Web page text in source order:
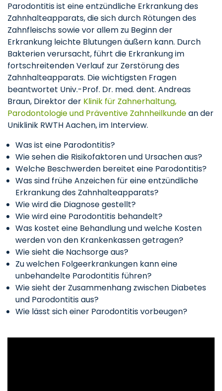
Parodontitis ist eine entzündliche Erkrankung des
Zahnhalteapparats, die sich durch Rötungen des
Zahnfleischs sowie vor allem zu Beginn der
Erkrankung leichte Blutungen äußern kann. Durch
Bakterien verursacht, führt die Erkrankung im
fortschreitenden Verlauf zur Zerstörung des
Zahnhalteapparats. Die wichtigsten Fragen
beantwortet Univ.-Prof. Dr. med. dent. Andreas
Braun, Direktor der Klinik für Zahnerhaltung,
Parodontologie und Präventive Zahnheilkundean der
Uniklinik RWTH Aachen, im Interview.
Was ist eine Parodontitis?
Wie sehen die Risikofaktoren und Ursachen aus?
Welche Beschwerden bereitet eine Parodontitis?
Was sind frühe Anzeichen für eine entzündliche
Erkrankung des Zahnhalteapparats?
Wie wird die Diagnose gestellt?
Wie wird eine Parodontitis behandelt?
Was kostet eine Behandlung und welche Kosten
werden von den Krankenkassen getragen?
Wie sieht die Nachsorge aus?
Zu welchen Folgeerkrankungen kann eine
unbehandelte Parodontitis führen?
Wie sieht der Zusammenhang zwischen Diabetes
und Parodontitis aus?
Wie lässt sich einer Parodontitis vorbeugen?